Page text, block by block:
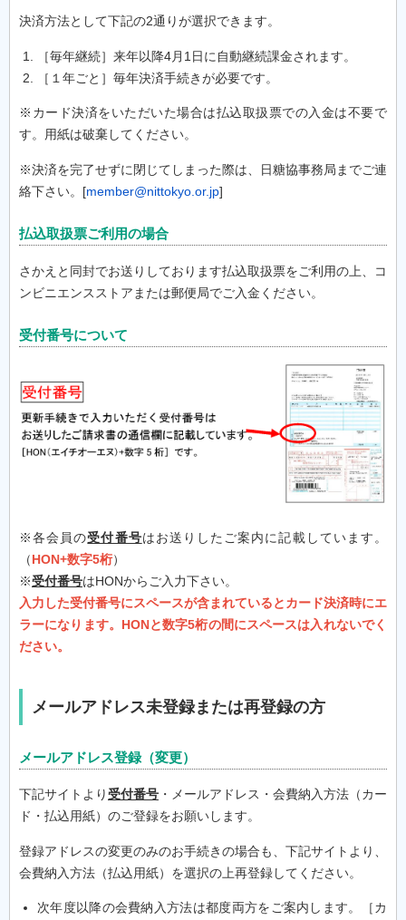
決済方法として下記の2通りが選択できます。
［毎年継続］来年以降4月1日に自動継続課金されます。
［１年ごと］毎年決済手続きが必要です。
※カード決済をいただいた場合は払込取扱票での入金は不要で
す。用紙は破棄してください。
※決済を完了せずに閉じてしまった際は、日糖協事務局までご連
絡下さい。[member@nittokyo.or.jp]
払込取扱票ご利用の場合
さかえと同封でお送りしております払込取扱票をご利用の上、コ
ンビニエンスストアまたは郵便局でご入金ください。
受付番号について
※各会員の受付番号はお送りしたご案内に記載しています。
（HON+数字5桁）
※受付番号はHONからご入力下さい。
入力した受付番号にスペースが含まれているとカード決済時にエ
ラーになります。HONと数字5桁の間にスペースは入れないでく
ださい。
メールアドレス未登録または再登録の方
メールアドレス登録（変更）
下記サイトより受付番号 ・メールアドレス・会費納入方法（カー
ド・払込用紙）のご登録をお願いします。
登録アドレスの変更のみのお手続きの場合も、下記サイトより、
会費納入方法（払込用紙）を選択の上再登録してください。
次年度以降の会費納入方法は都度両方をご案内します。［カ